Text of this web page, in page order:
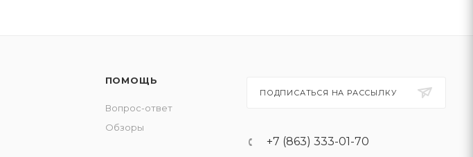
ПОМОЩЬ
Вопрос-ответ
Обзоры
ПОДПИСАТЬСЯ НА РАССЫЛКУ
+7 (863) 333-01-70